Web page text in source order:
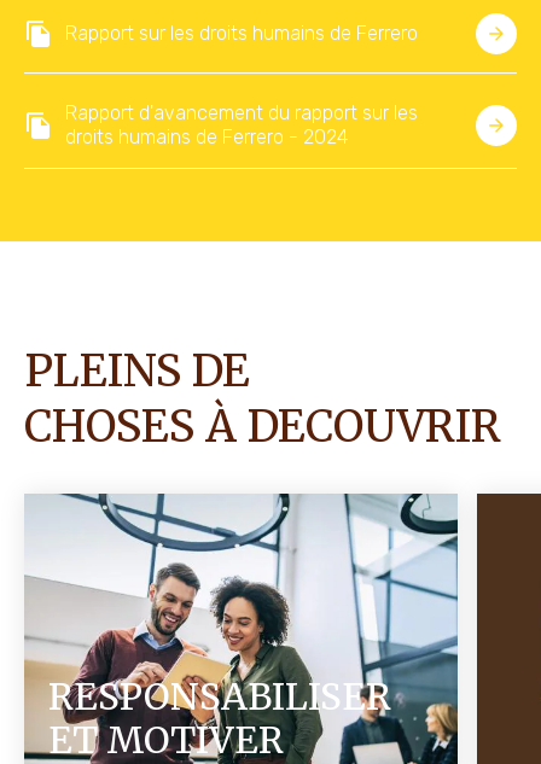
Rapport sur les droits humains de Ferrero
Rapport d'avancement du rapport sur les
droits humains de Ferrero - 2024
PLEINS DE
CHOSES À DECOUVRIR
RESPONSABILISER
ET MOTIVER